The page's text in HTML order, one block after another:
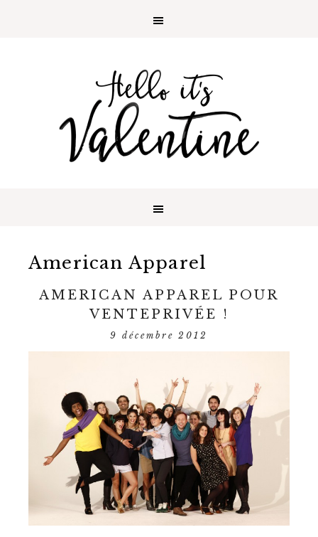
American Apparel
AMERICAN APPAREL POUR
VENTEPRIVÉE !
9 décembre 2012